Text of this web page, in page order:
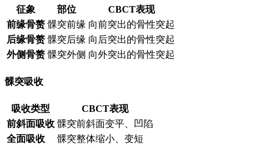
征象 部位
CBCT表现
前缘骨赘 髁突前缘 向前突出的骨性突起
后缘骨赘 髁突后缘 向后突出的骨性突起
外侧骨赘 髁突外侧 向外突出的骨性突起
髁突吸收
吸收类型
CBCT表现
前斜面吸收 髁突前斜面变平、凹陷
全面吸收
髁突整体缩小、变短